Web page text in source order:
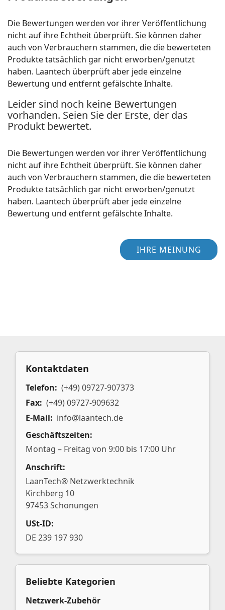
Die Bewertungen werden vor ihrer Veröffentlichung
nicht auf ihre Echtheit überprüft. Sie können daher
auch von Verbrauchern stammen, die die bewerteten
Produkte tatsächlich gar nicht erworben/genutzt
haben. Laantech überprüft aber jede einzelne
Bewertung und entfernt gefälschte Inhalte.
Leider sind noch keine Bewertungen
vorhanden. Seien Sie der Erste, der das
Produkt bewertet.
Die Bewertungen werden vor ihrer Veröffentlichung
nicht auf ihre Echtheit überprüft. Sie können daher
auch von Verbrauchern stammen, die die bewerteten
Produkte tatsächlich gar nicht erworben/genutzt
haben. Laantech überprüft aber jede einzelne
Bewertung und entfernt gefälschte Inhalte.
IHRE MEINUNG
Kontaktdaten
Telefon: (+49) 09727-907373
Fax: (+49) 09727-909632
E-Mail: info@laantech.de
Geschäftszeiten:
Montag – Freitag von 9:00 bis 17:00 Uhr
Anschrift:
LaanTech® Netzwerktechnik
Kirchberg 10
97453 Schonungen
USt-ID:
DE 239 197 930
Beliebte Kategorien
Netzwerk-Zubehör